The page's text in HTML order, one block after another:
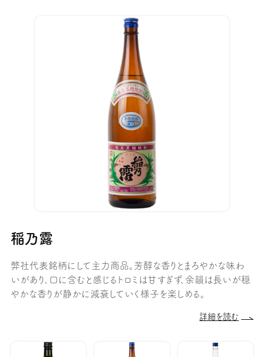
稲乃露
弊社代表銘柄にして主力商品。芳醇な香りとまろやかな味わ
いがあり、口に含むと感じるトロミは甘すぎず、余韻は長いが穏
やかな香りが静かに減衰していく様子を楽しめる。
詳細を読む